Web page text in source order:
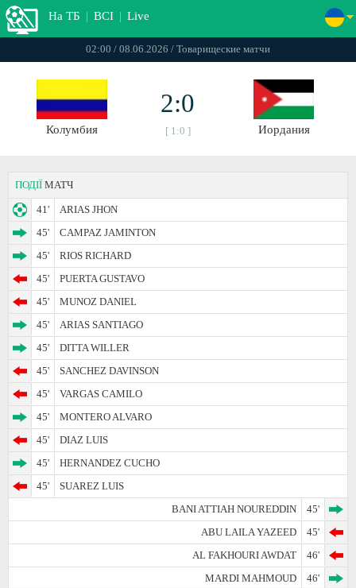
На ТБ | ВСІ | Live
02:00 / 08.06.2026 / Товарищеские матчи
Колумбия
2:0
[ 1:0 ] Иордания
ПОДІЇ МАТЧ
41'
ARIAS JHON
45'
CAMPAZ JAMINTON
45'
RIOS RICHARD
45'
PUERTA GUSTAVO
45'
MUNOZ DANIEL
45'
ARIAS SANTIAGO
45'
DITTA WILLER
45'
SANCHEZ DAVINSON
45'
VARGAS CAMILO
45'
MONTERO ALVARO
45'
DIAZ LUIS
45'
HERNANDEZ CUCHO
45'
SUAREZ LUIS
BANI ATTIAH NOUREDDIN
45'
ABU LAILA YAZEED
45'
AL FAKHOURI AWDAT
46'
MARDI MAHMOUD
46'